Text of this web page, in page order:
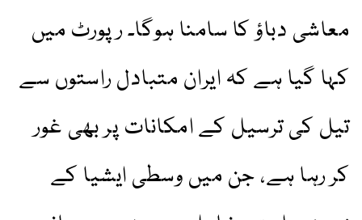
معاشی دباؤ کا سامنا ہوگا۔ رپورٹ میں
کہا گیا ہے کہ ایران متبادل راستوں سے
تیل کی ترسیل کے امکانات پر بھی غور
کر رہا ہے، جن میں وسطی ایشیا کے